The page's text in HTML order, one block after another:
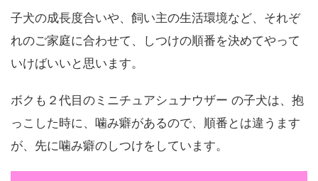
子犬の成長度合いや、飼い主の生活環境など、それぞ
れのご家庭に合わせて、しつけの順番を決めてやって
いけばいいと思います。
ボクも２代目のミニチュアシュナウザー の子犬は、抱
っこした時に、噛み癖があるので、順番とは違うます
が、先に噛み癖のしつけをしています。